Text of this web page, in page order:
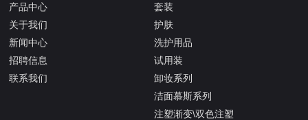
产品中心
关于我们
新闻中心
招聘信息
联系我们
套装
护肤
洗护用品
试用装
卸妆系列
洁面慕斯系列
注塑渐变\双色注塑